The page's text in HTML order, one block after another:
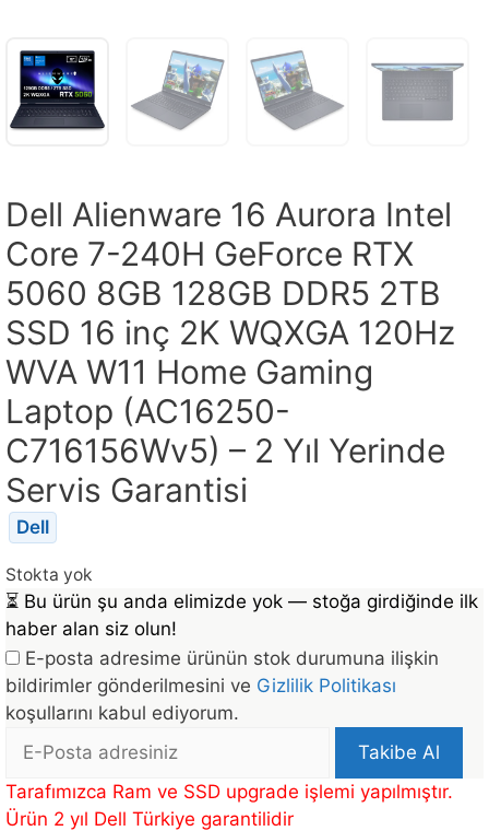
Dell Alienware 16 Aurora Intel
Core 7-240H GeForce RTX
5060 8GB 128GB DDR5 2TB
SSD 16 inç 2K WQXGA 120Hz
WVA W11 Home Gaming
Laptop (AC16250-
C716156Wv5) – 2 Yıl Yerinde
Servis Garantisi
Dell
Stokta yok
⏳ Bu ürün şu anda elimizde yok — stoğa girdiğinde ilk
haber alan siz olun!
E-posta adresime ürünün stok durumuna ilişkin
bildirimler gönderilmesini ve Gizlilik Politikası
koşullarını kabul ediyorum.
posta
Adresi
Takibe Al
Bu
ürün
Tarafımızca Ram ve SSD upgrade işlemi yapılmıştır.
Ürün 2 yıl Dell Türkiye garantilidir